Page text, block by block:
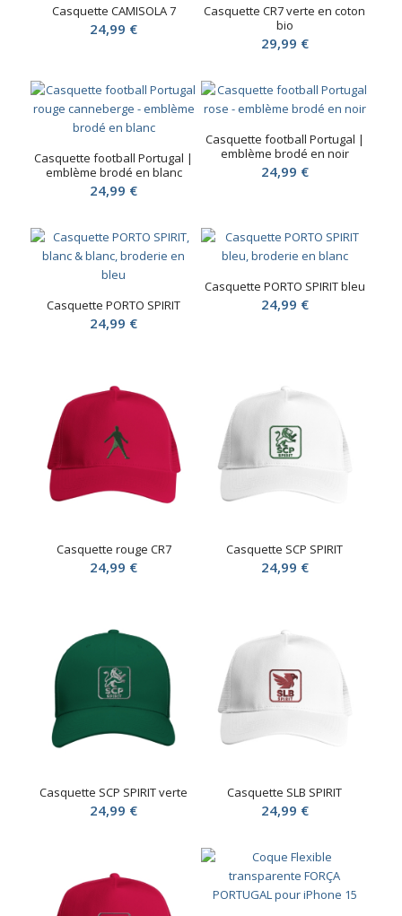
Casquette CAMISOLA 7
24,99 €
Casquette CR7 verte en coton
bio
29,99 €
Casquette football Portugal |
emblème brodé en blanc
24,99 €
Casquette football Portugal |
emblème brodé en noir
24,99 €
Casquette PORTO SPIRIT
24,99 €
Casquette PORTO SPIRIT bleu
24,99 €
Casquette rouge CR7
24,99 €
Casquette SCP SPIRIT
24,99 €
Casquette SCP SPIRIT verte
24,99 €
Casquette SLB SPIRIT
24,99 €